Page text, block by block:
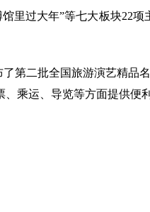
里过大年”等七大板块22
第二批全国旅游演艺精品
乘运、导览等方面提供便利